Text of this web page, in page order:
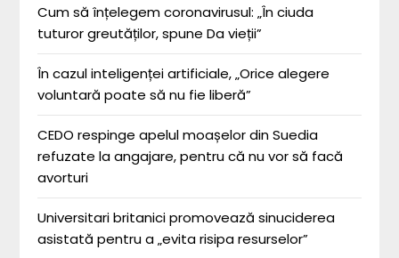
Cum să înțelegem coronavirusul: „În ciuda
tuturor greutăților, spune Da vieții”
În cazul inteligenței artificiale, „Orice alegere
voluntară poate să nu fie liberă”
CEDO respinge apelul moașelor din Suedia
refuzate la angajare, pentru că nu vor să facă
avorturi
Universitari britanici promovează sinuciderea
asistată pentru a „evita risipa resurselor”